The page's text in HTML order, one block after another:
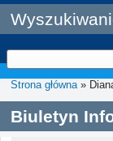
Strona główna»
Biuletyn